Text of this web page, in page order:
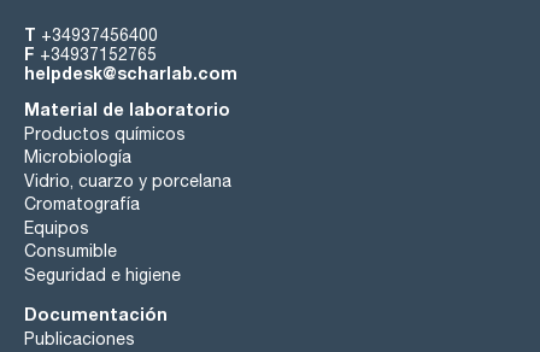
T +34937456400
F +34937152765
helpdesk@scharlab.com
Material de laboratorio
Productos químicos
Microbiología
Vidrio, cuarzo y porcelana
Cromatografía
Equipos
Consumible
Seguridad e higiene
Documentación
Publicaciones